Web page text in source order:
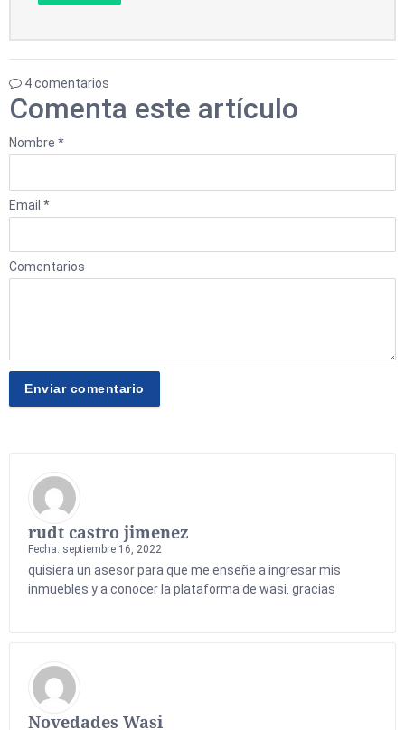
4 comentarios
Comenta este artículo
Nombre *
Email *
Comentarios
rudt castro jimenez
Fecha: septiembre 16, 2022
quisiera un asesor para que me enseñe a ingresar mis
inmuebles y a conocer la plataforma de wasi. gracias
Novedades Wasi